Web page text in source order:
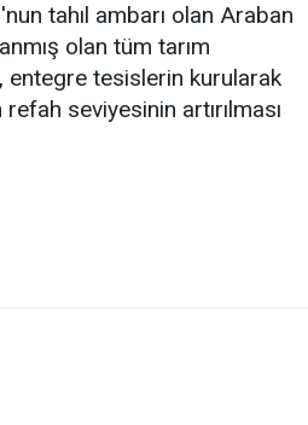
tahıl ambarı olan Araban
olan tüm tarım
entegre tesislerin kurularak
seviyesinin artırılması